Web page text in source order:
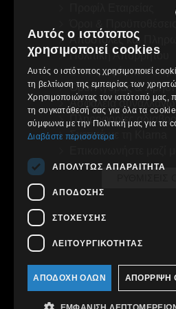
Αποστολές και
Πολιτική Απορρήτου
Επιστροφές και
Όροι Αγοράς &
Ασφάλεια
Πληροφορίες
Σχετικά με τη Klarna
Αυτός ο ιστότοπος
χρησιμοποιεί cookies
Αυτός ο ιστότοπος χρησιμοποιεί
τη βελτίωση της εμπειρίας των
Χρησιμοποιώντας τον ιστότοπό μας,
τη συγκατάθεσή σας για όλα τα
σύμφωνα με την Πολιτική μας για τα
Διαβάστε περισσότερα
ΑΠΟΛΎΤΩΣ ΑΠΑΡΑΊΤΗΤΑ
ΑΠΌΔΟΣΗΣ
ΣΤΌΧΕΥΣΗΣ
ΛΕΙΤΟΥΡΓΙΚΌΤΗΤΑΣ
ΑΠΟΔΟΧΉ ΌΛΩΝ ΑΠΌΡΡΙΨΗ